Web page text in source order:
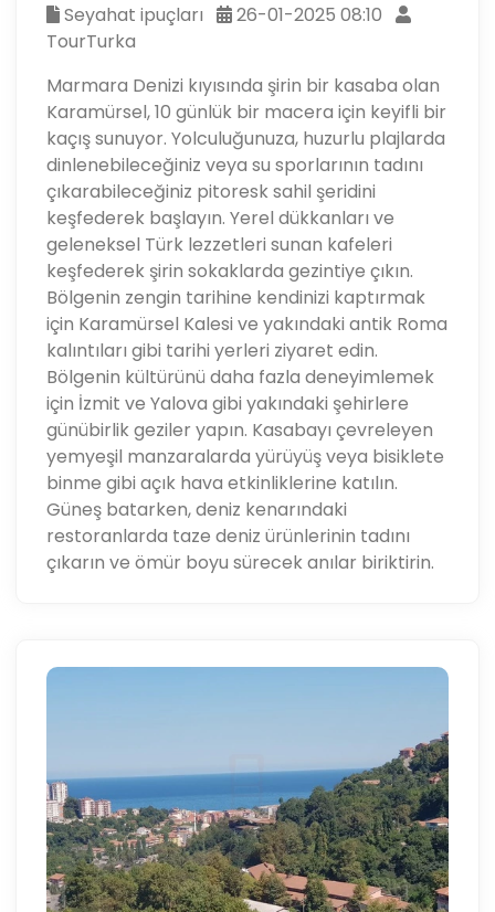
Seyahat ipuçları
26-01-2025 08:10
TourTurka
Marmara Denizi kıyısında şirin bir kasaba olan
Karamürsel, 10 günlük bir macera için keyifli bir
kaçış sunuyor. Yolculuğunuza, huzurlu plajlarda
dinlenebileceğiniz veya su sporlarının tadını
çıkarabileceğiniz pitoresk sahil şeridini
keşfederek başlayın. Yerel dükkanları ve
geleneksel Türk lezzetleri sunan kafeleri
keşfederek şirin sokaklarda gezintiye çıkın.
Bölgenin zengin tarihine kendinizi kaptırmak
için Karamürsel Kalesi ve yakındaki antik Roma
kalıntıları gibi tarihi yerleri ziyaret edin.
Bölgenin kültürünü daha fazla deneyimlemek
için İzmit ve Yalova gibi yakındaki şehirlere
günübirlik geziler yapın. Kasabayı çevreleyen
yemyeşil manzaralarda yürüyüş veya bisiklete
binme gibi açık hava etkinliklerine katılın.
Güneş batarken, deniz kenarındaki
restoranlarda taze deniz ürünlerinin tadını
çıkarın ve ömür boyu sürecek anılar biriktirin.